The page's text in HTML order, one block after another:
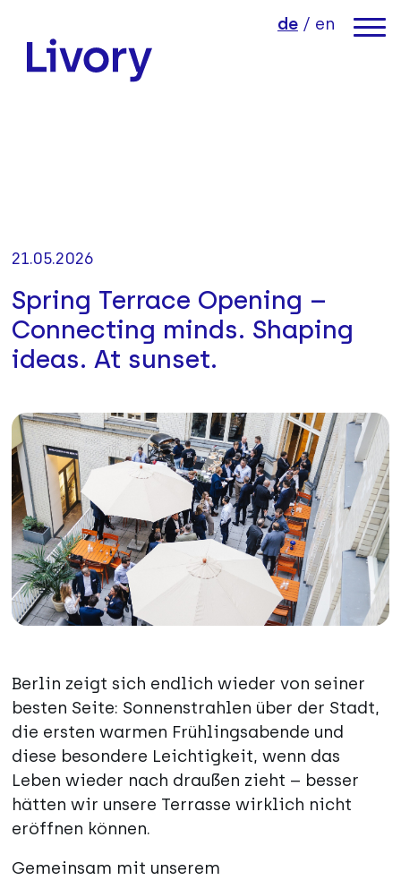
Link zur Startseite
de / en
Spring Terrace Opening –
Connecting minds. Shaping
ideas. At sunset.
21.05.2026
Berlin zeigt sich endlich wieder von seiner
besten Seite: Sonnenstrahlen über der Stadt,
die ersten warmen Frühlingsabende und
diese besondere Leichtigkeit, wenn das
Leben wieder nach draußen zieht – besser
hätten wir unsere Terrasse wirklich nicht
eröffnen können.
Gemeinsam mit unserem